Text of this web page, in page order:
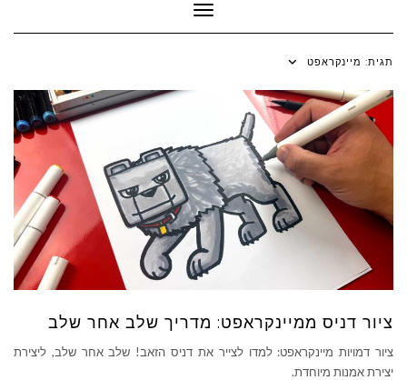
Toggle Navigation
תגית: מיינקראפט
ציור דניס ממיינקראפט: מדריך שלב אחר שלב
ציור דמויות מיינקראפט: למדו לצייר את דניס הזאב! שלב אחר שלב, ליצירת
יצירת אמנות מיוחדת.